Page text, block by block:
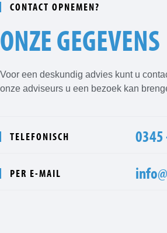
CONTACT OPNEMEN?
ONZE GEGEVENS
Voor een deskundig advies kunt u
onze adviseurs u een bezoek kan
TELEFONISCH 0345
PER E-MAIL